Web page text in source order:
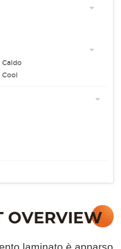
laminato è apparso